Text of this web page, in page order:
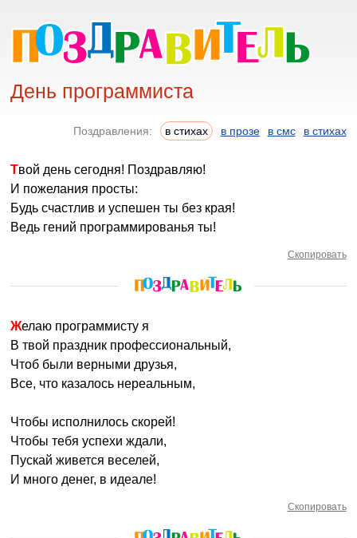
День программиста
Поздравления: в стихах в прозе в смс в стихах
Твой день сегодня! Поздравляю!
И пожелания просты:
Будь счастлив и успешен ты без края!
Ведь гений программированья ты!
Скопировать
Желаю программисту я
В твой праздник профессиональный,
Чтоб были верными друзья,
Все, что казалось нереальным,
Чтобы исполнилось скорей!
Чтобы тебя успехи ждали,
Пускай живется веселей,
И много денег, в идеале!
Скопировать